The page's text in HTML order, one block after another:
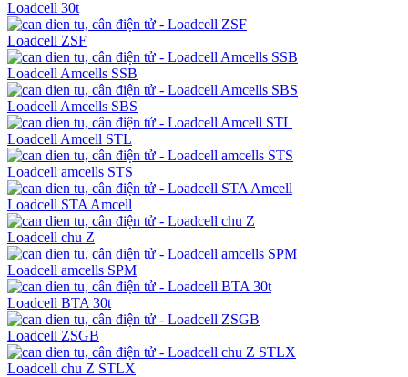
Loadcell 30t
Loadcell ZSF
Loadcell Amcells SSB
Loadcell Amcells SBS
Loadcell Amcell STL
Loadcell amcells STS
Loadcell STA Amcell
Loadcell chu Z
Loadcell amcells SPM
Loadcell BTA 30t
Loadcell ZSGB
Loadcell chu Z STLX